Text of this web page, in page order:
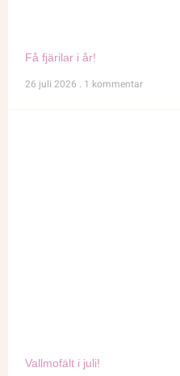
Få fjärilar i år!
26 juli 2026 1 kommentar
Vallmofält i juli!